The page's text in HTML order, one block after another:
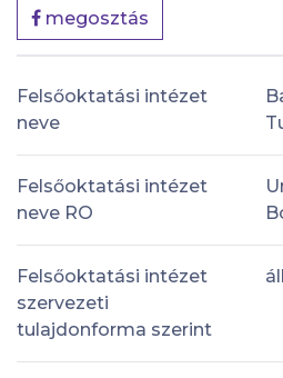
megosztás
Felsőoktatási intézet
neve
Felsőoktatási intézet
neve RO
Felsőoktatási intézet
szervezeti
tulajdonforma szerint